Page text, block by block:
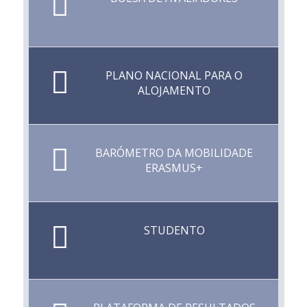
PLANO NACIONAL PARA O
ALOJAMENTO
BARÓMETRO DA MOBILIDADE
ERASMUS+
STUDENTO